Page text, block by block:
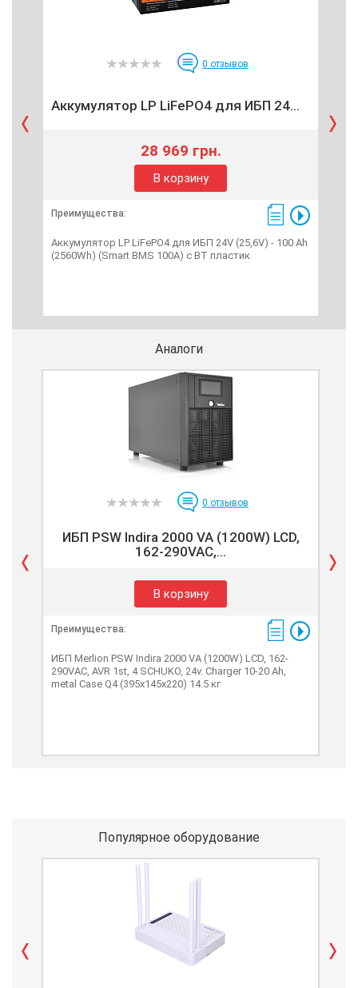
0 отзывов
Аккумулятор LP LiFePO4 для ИБП 24...
28 969 грн.
В корзину
Преимущества:
Аккумулятор LP LiFePO4 для ИБП 24V (25,6V) - 100 Ah
(2560Wh) (Smart BMS 100А) с BT пластик
Аналоги
0 отзывов
ИБП PSW Indira 2000 VA (1200W) LCD,
162-290VAC,...
В корзину
Преимущества:
ИБП Merlion PSW Indira 2000 VA (1200W) LCD, 162-
290VAC, AVR 1st, 4 SCHUKO, 24v. Charger 10-20 Ah,
metal Case Q4 (395x145x220) 14.5 кг
Популярное оборудование